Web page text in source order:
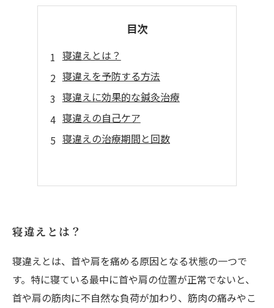
目次
寝違えとは？
寝違えを予防する方法
寝違えに効果的な鍼灸治療
寝違えの自己ケア
寝違えの治療期間と回数
寝違えとは？
寝違えとは、首や肩を痛める原因となる状態の一つで
す。特に寝ている最中に首や肩の位置が正常でないと、
首や肩の筋肉に不自然な負荷が加わり、筋肉の痛みやこ